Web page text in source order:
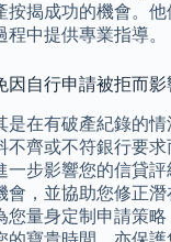
按揭成功的機會。
中提供專業指導。
因自行申請被拒而
是在有破產紀錄的
不齊或不符銀行要
一步影響您的信貸
會，並協助您修正
您量身定制申請策